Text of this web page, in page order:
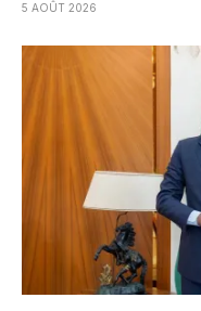
5 AOÛT 2026